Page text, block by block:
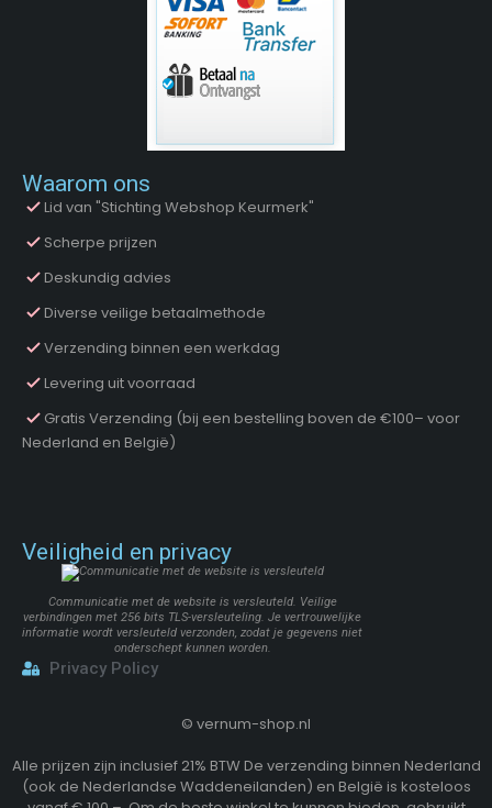
Waarom ons
Lid van "Stichting Webshop Keurmerk"
Scherpe prijzen
Deskundig advies
Diverse veilige betaalmethode
Verzending binnen een werkdag
Levering uit voorraad
Gratis Verzending (bij een bestelling boven de €100– voor
Nederland en België)
Veiligheid en privacy
Communicatie met de website is versleuteld. Veilige
verbindingen met 256 bits TLS-versleuteling. Je vertrouwelijke
informatie wordt versleuteld verzonden, zodat je gegevens niet
onderschept kunnen worden.
Privacy Policy
© vernum-shop.nl
Alle prijzen zijn inclusief 21% BTW De verzending binnen Nederland
(ook de Nederlandse Waddeneilanden) en België is kosteloos